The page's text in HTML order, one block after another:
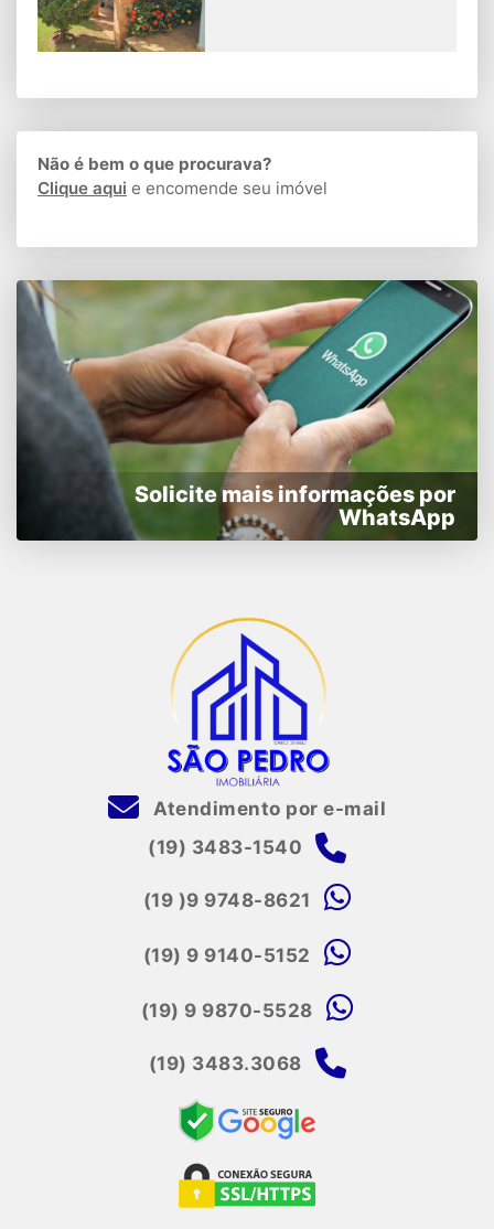
Não é bem o que procurava?
Clique aqui e encomende seu imóvel
Solicite mais informações por
WhatsApp
Atendimento por e-mail
(19) 3483-1540
(19 )9 9748-8621
(19) 9 9140-5152
(19) 9 9870-5528
(19) 3483.3068